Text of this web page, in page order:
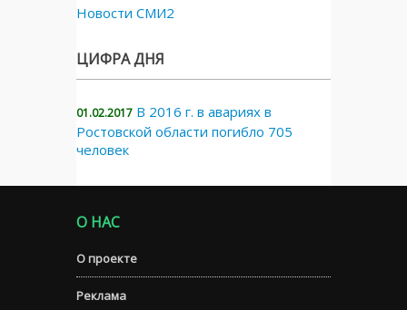
Новости СМИ2
ЦИФРА ДНЯ
01.02.2017 В 2016 г. в авариях в
Ростовской области погибло 705
человек
О НАС
О проекте
Реклама